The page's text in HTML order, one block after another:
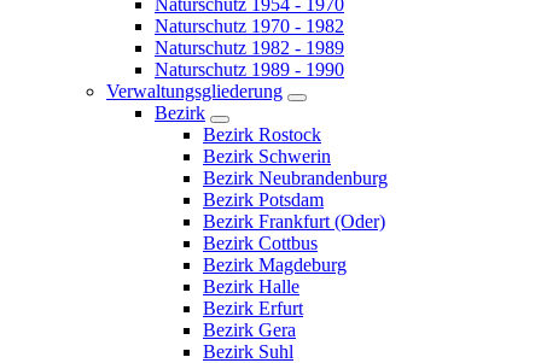
Naturschutz 1954 - 1970
Naturschutz 1970 - 1982
Naturschutz 1982 - 1989
Naturschutz 1989 - 1990
Verwaltungsgliederung
Bezirk
Bezirk Rostock
Bezirk Schwerin
Bezirk Neubrandenburg
Bezirk Potsdam
Bezirk Frankfurt (Oder)
Bezirk Cottbus
Bezirk Magdeburg
Bezirk Halle
Bezirk Erfurt
Bezirk Gera
Bezirk Suhl